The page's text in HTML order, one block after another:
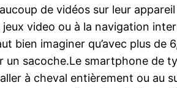
de vidéos sur leur
video ou à la navigation
bien imaginer qu’avec plus de
sacoche.Le smartphone de
à cheval entièrement ou au